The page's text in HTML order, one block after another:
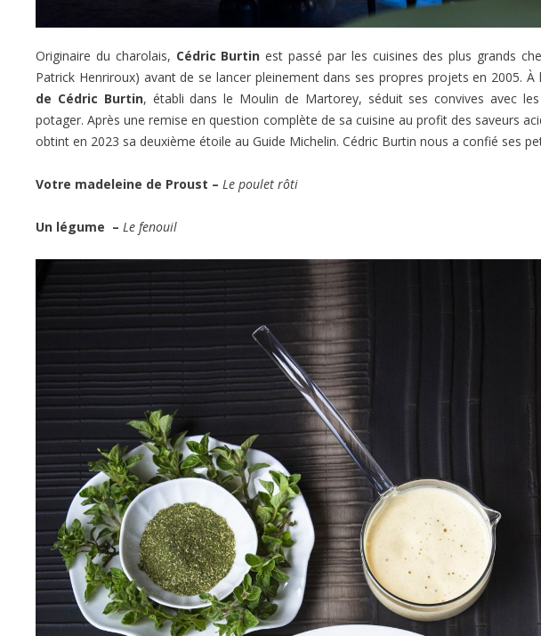
Originaire du charolais, Cédric Burtin est passé par les cuisines des plus grands
Patrick Henriroux) avant de se lancer pleinement dans ses propres projets en 2005.
de Cédric Burtin, établi dans le Moulin de Martorey, séduit ses convives avec
potager. Après une remise en question complète de sa cuisine au profit des saveurs
obtint en 2023 sa deuxième étoile au Guide Michelin. Cédric Burtin nous a confié ses
Votre madeleine de Proust – Le poulet rôti
Un légume – Le fenouil